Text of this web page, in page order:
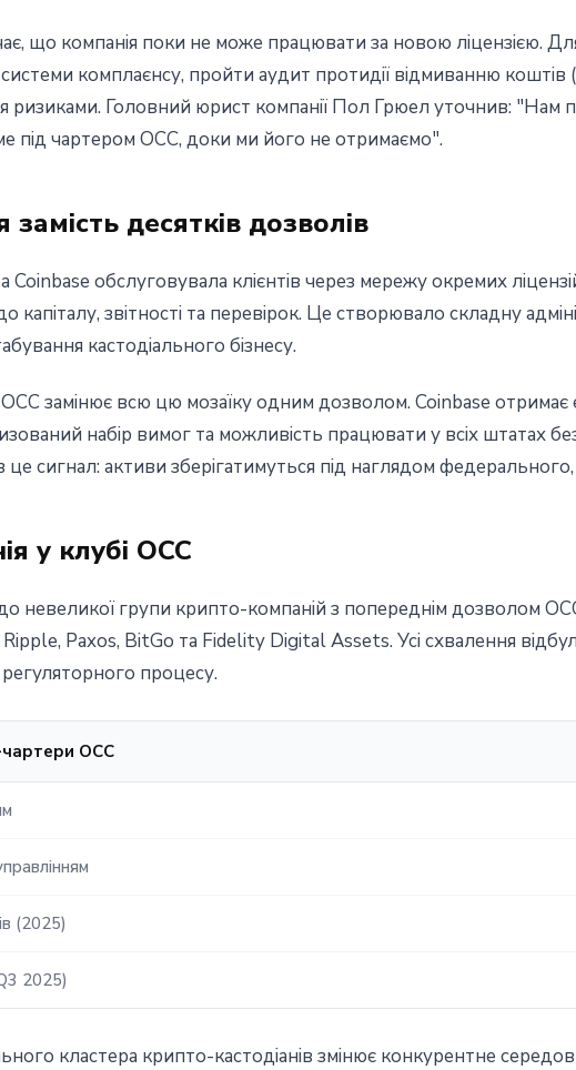
що компанія поки не може працювати за новою ліцензією.
комплаєнсу, пройти аудит протидії відмиванню
ризиками. Головний юрист компанії Пол Грюел уточнив: "Нам
під чартером OCC, доки ми його не отримаємо".
замість десятків дозволів
обслуговувала клієнтів через мережу окремих
капіталу, звітності та перевірок. Це створювало складну
кастодіального бізнесу.
замінює всю цю мозаїку одним дозволом. Coinbase
набір вимог та можливість працювати у всіх штатах
це сигнал: активи зберігатимуться під наглядом
у клубі OCC
невеликої групи крипто-компаній з попереднім дозволом
Ripple, Paxos, BitGo та Fidelity Digital Assets. Усі схвалення
процесу.
OCC
(2025)
2025)
кластера крипто-кастодіанів змінює конкурентне